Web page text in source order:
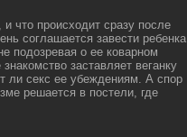
что происходит сразу после
соглашается завести ребенка
подозревая о ее коварном
заставляет веганку
ли секс ее убеждениям. А спор
решается в постели, где